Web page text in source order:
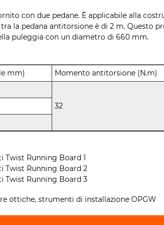
con due pedane. È applicabile alla
la pedana antitorsione è di 2 m. Questo
puleggia con un diametro di 660 mm.
mm) Momento antitorsione (N.m)
32
ottiche, strumenti di installazione OPGW